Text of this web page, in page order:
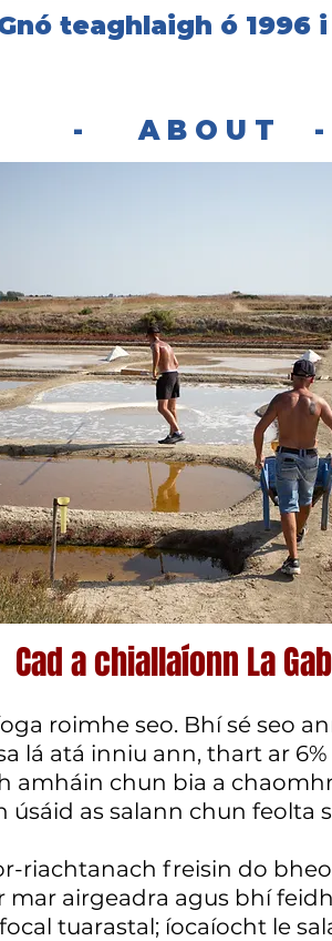
teaghlaigh ó 1996
- ABOUT -
Cad a chiallaíonn La
roimhe seo. Bhí sé seo
lá atá inniu ann, thart ar
amháin chun bia a
úsáid as salann chun feolta
riachtanach freisin do
mar airgeadra agus bhí
tuarastal; íocaíocht le